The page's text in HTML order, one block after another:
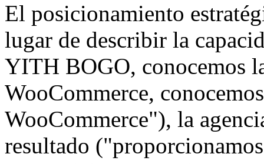
El posicionamiento
lugar de describir la
YITH BOGO, conocemos
WooCommerce,
WooCommerce"), la
resultado